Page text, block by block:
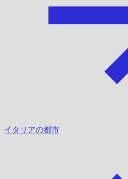
イタリアの都市